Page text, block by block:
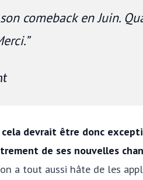
comeback en Juin.
devrait être donc
de ses nouvelles
a tout aussi hâte de les